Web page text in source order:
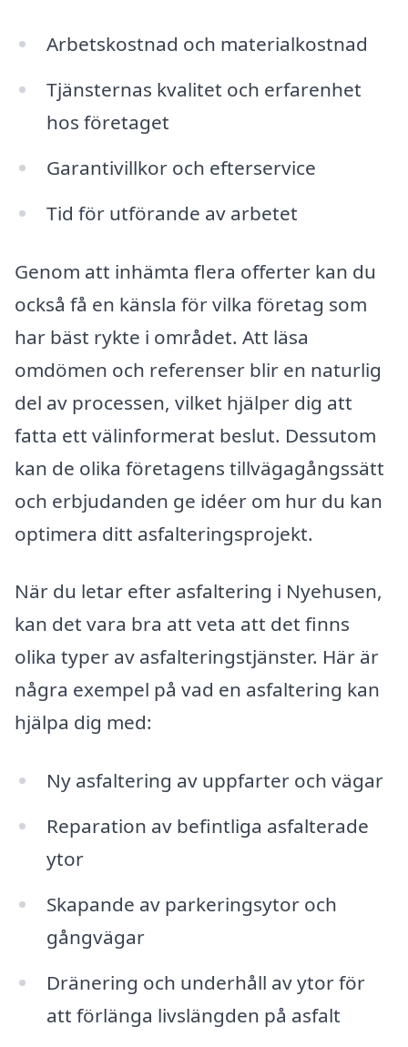
Arbetskostnad och materialkostnad
Tjänsternas kvalitet och erfarenhet
hos företaget
Garantivillkor och efterservice
Tid för utförande av arbetet
Genom att inhämta flera offerter kan du
också få en känsla för vilka företag som
har bäst rykte i området. Att läsa
omdömen och referenser blir en naturlig
del av processen, vilket hjälper dig att
fatta ett välinformerat beslut. Dessutom
kan de olika företagens tillvägagångssätt
och erbjudanden ge idéer om hur du kan
optimera ditt asfalteringsprojekt.
När du letar efter asfaltering i Nyehusen,
kan det vara bra att veta att det finns
olika typer av asfalteringstjänster. Här är
några exempel på vad en asfaltering kan
hjälpa dig med:
Ny asfaltering av uppfarter och vägar
Reparation av befintliga asfalterade
ytor
Skapande av parkeringsytor och
gångvägar
Dränering och underhåll av ytor för
att förlänga livslängden på asfalt